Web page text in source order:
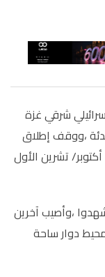
قصف إسرائيلي شرقي غزة
،ووقف إطلاق
النار في القطاع التي دخلت حيز التنفيذ يوم 10 أكتوبر/ تشرين الأول
،وأصيب آخرين
دوار ساحة